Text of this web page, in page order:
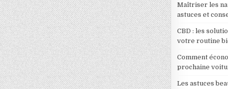
Maîtriser les
astuces et
CBD : les
votre routine
Comment
prochaine
Les astuces